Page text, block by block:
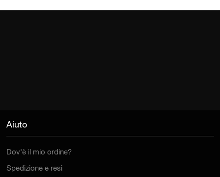
Aiuto
Dov'è il mio ordine?
Spedizione e resi